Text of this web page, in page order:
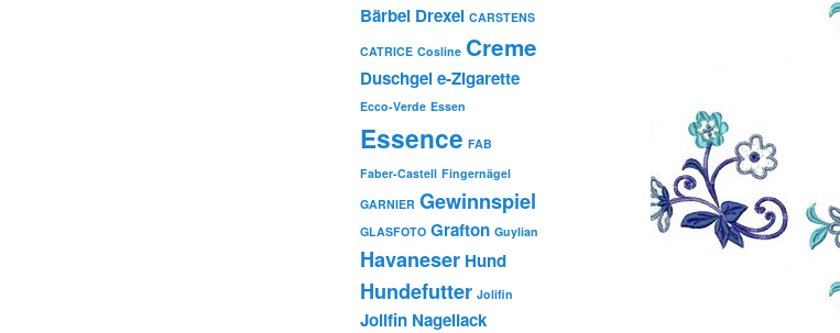
Bärbel Drexel CARSTENS
CATRICE Cosline Creme
Duschgele-Zigarette
Ecco-Verde Essen
Essence FAB
Faber-Castell Fingernägel
GARNIER Gewinnspiel
GLASFOTO Grafton Guylian
Havaneser Hund
Hundefutter Jolifin
Jolifin Nagellack